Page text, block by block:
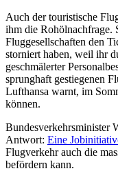
Auch der touristische
ihm die Rohölnachfrage.
Fluggesellschaften den
storniert haben, weil ihr
geschmälerter
sprunghaft gestiegenen
Lufthansa warnt, im
können.
Bundesverkehrsminister
Antwort: Eine
Flugverkehr auch die
befördern kann.